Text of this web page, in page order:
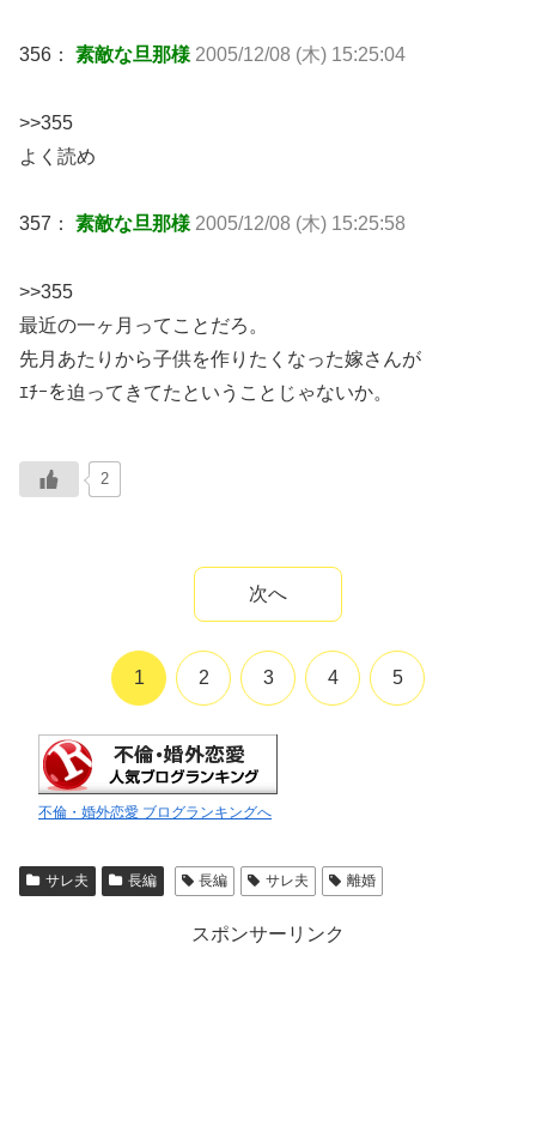
356： 素敵な旦那様 2005/12/08 (木) 15:25:04
>>355
よく読め
357： 素敵な旦那様2005/12/08 (木) 15:25:58
>>355
最近の一ヶ月ってことだろ。
先月あたりから子供を作りたくなった嫁さんが
ｴﾁｰを迫ってきてたということじゃないか。
2
次へ
1 2 3 4 5
不倫・婚外恋愛 ブログランキングへ
サレ夫 長編 長編 サレ夫 離婚
スポンサーリンク